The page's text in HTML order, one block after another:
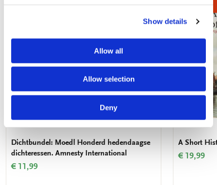
Show details
Allow all
Allow selection
Deny
Dichtbundel: Moed! Honderd hedendaagse
dichteressen. Amnesty International
€ 11,99
A Short
€ 19,99